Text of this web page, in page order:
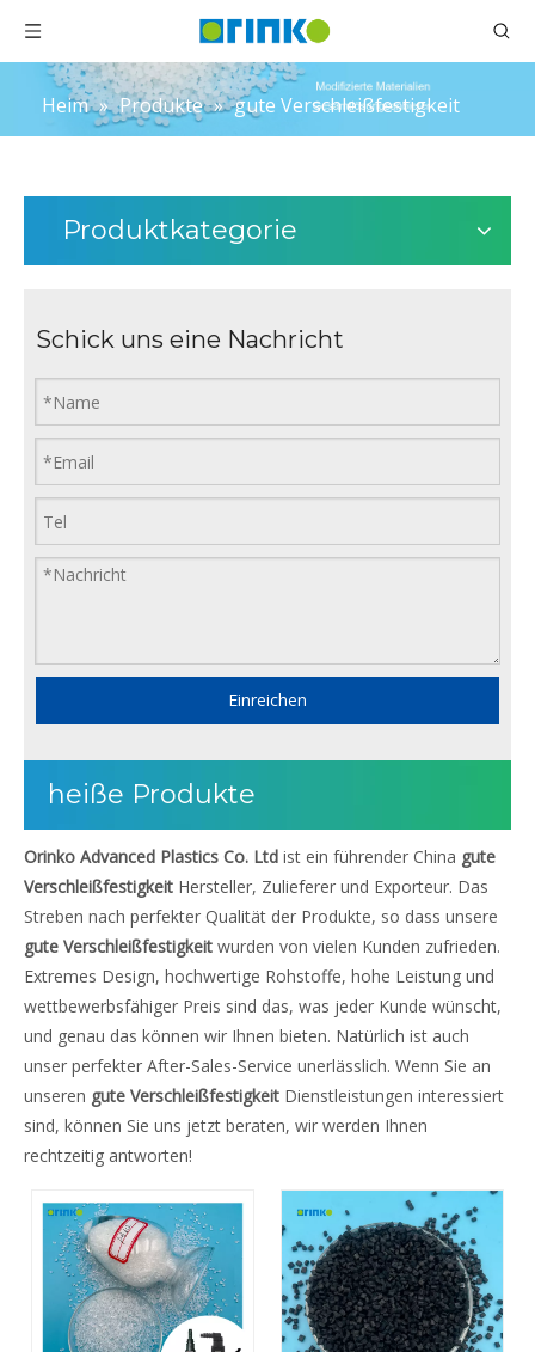
Heim » Produkte » gute Verschleißfestigkeit
Produktkategorie
Schick uns eine Nachricht
Einreichen
heiße Produkte
Orinko Advanced Plastics Co. Ltd ist ein führender China gute
Verschleißfestigkeit Hersteller, Zulieferer und Exporteur. Das
Streben nach perfekter Qualität der Produkte, so dass unsere
gute Verschleißfestigkeit wurden von vielen Kunden zufrieden.
Extremes Design, hochwertige Rohstoffe, hohe Leistung und
wettbewerbsfähiger Preis sind das, was jeder Kunde wünscht,
und genau das können wir Ihnen bieten. Natürlich ist auch
unser perfekter After-Sales-Service unerlässlich. Wenn Sie an
unseren gute Verschleißfestigkeit Dienstleistungen interessiert
sind, können Sie uns jetzt beraten, wir werden Ihnen
rechtzeitig antworten!